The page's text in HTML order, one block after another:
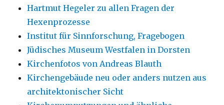
Hartmut Hegeler zu allen Fragen der
Hexenprozesse
Institut für Sinnforschung, Fragebogen
Jüdisches Museum Westfalen in Dorsten
Kirchenfotos von Andreas Blauth
Kirchengebäude neu oder anders nutzen aus
architektonischer Sicht